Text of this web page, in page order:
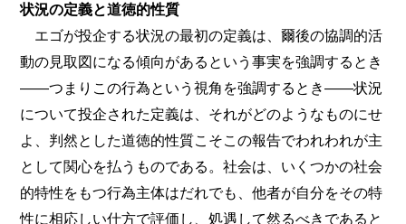
状況の定義と道徳的性質
エゴが投企する状況の最初の定義は、爾後の協調的活
動の見取図になる傾向があるという事実を強調するとき
――つまりこの行為という視角を強調するとき――状況
について投企された定義は、それがどのようなものにせ
よ、判然とした道徳的性質こそこの報告でわれわれが主
として関心を払うものである。社会は、いくつかの社会
的特性をもつ行為主体はだれでも、他者が自分をその特
性に相応しい仕方で評価し、処遇して然るべきであると